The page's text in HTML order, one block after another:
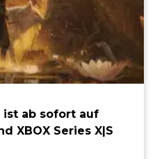
ist ab sofort auf
XBOX Series X|S